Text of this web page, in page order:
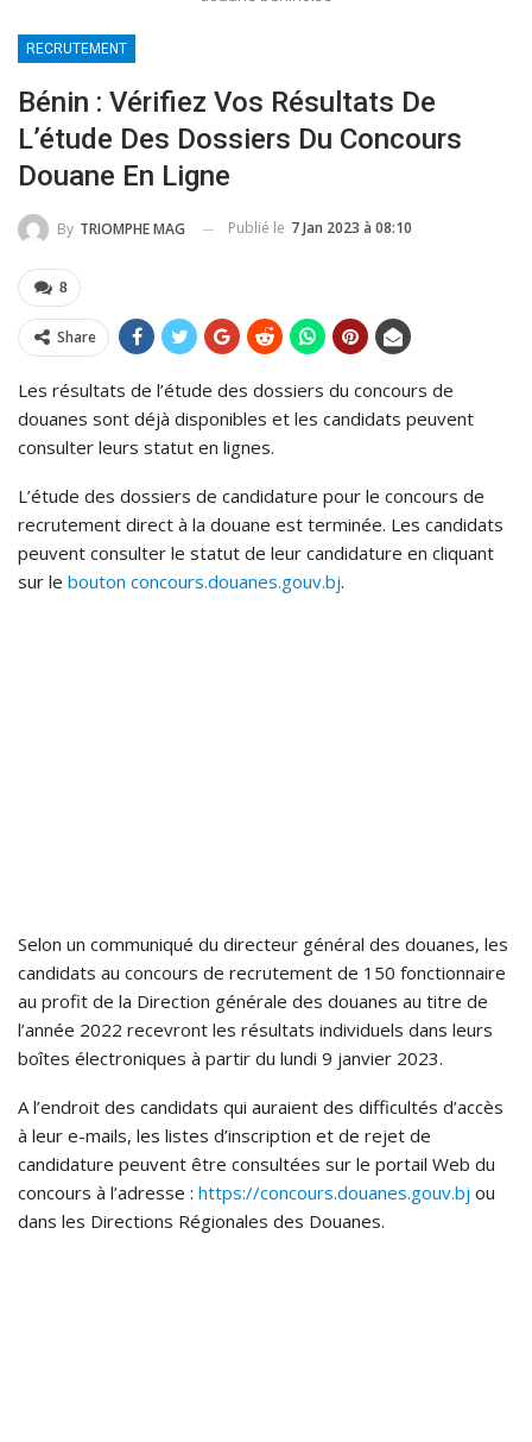
RECRUTEMENT
Bénin : Vérifiez Vos Résultats De
L’étude Des Dossiers Du Concours
Douane En Ligne
By TRIOMPHE MAG Publié le 7 Jan 2023 à 08:10
8
Share
Les résultats de l’étude des dossiers du concours de
douanes sont déjà disponibles et les candidats peuvent
consulter leurs statut en lignes.
L’étude des dossiers de candidature pour le concours de
recrutement direct à la douane est terminée. Les candidats
peuvent consulter le statut de leur candidature en cliquant
sur le bouton concours.douanes.gouv.bj.
Selon un communiqué du directeur général des douanes, les
candidats au concours de recrutement de 150 fonctionnaire
au profit de la Direction générale des douanes au titre de
l’année 2022 recevront les résultats individuels dans leurs
boîtes électroniques à partir du lundi 9 janvier 2023.
A l’endroit des candidats qui auraient des difficultés d’accès
à leur e-mails, les listes d’inscription et de rejet de
candidature peuvent être consultées sur le portail Web du
concours à l’adresse : https://concours.douanes.gouv.bj ou
dans les Directions Régionales des Douanes.